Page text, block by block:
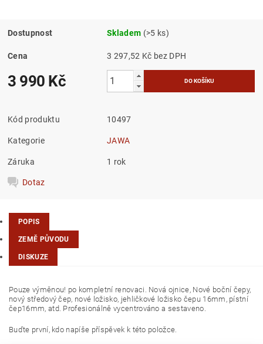
Dostupnost Skladem (>5 ks)
Cena 3 297,52 Kč bez DPH
3 990 Kč
Kód produktu 10497
Kategorie JAWA
Záruka 1 rok
Dotaz
POPIS
ZEMĚ PŮVODU
DISKUZE
Pouze výměnou! po kompletní renovaci. Nová ojnice, Nové boční čepy,
nový středový čep, nové ložisko, jehličkové ložisko čepu 16mm, pístní
čep16mm, atd. Profesionálně vycentrováno a sestaveno.
Buďte první, kdo napíše příspěvek k této položce.